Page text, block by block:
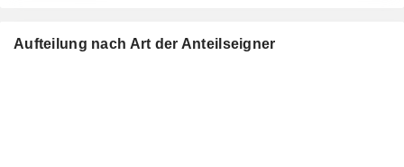
Aufteilung nach Art der Anteilseigner